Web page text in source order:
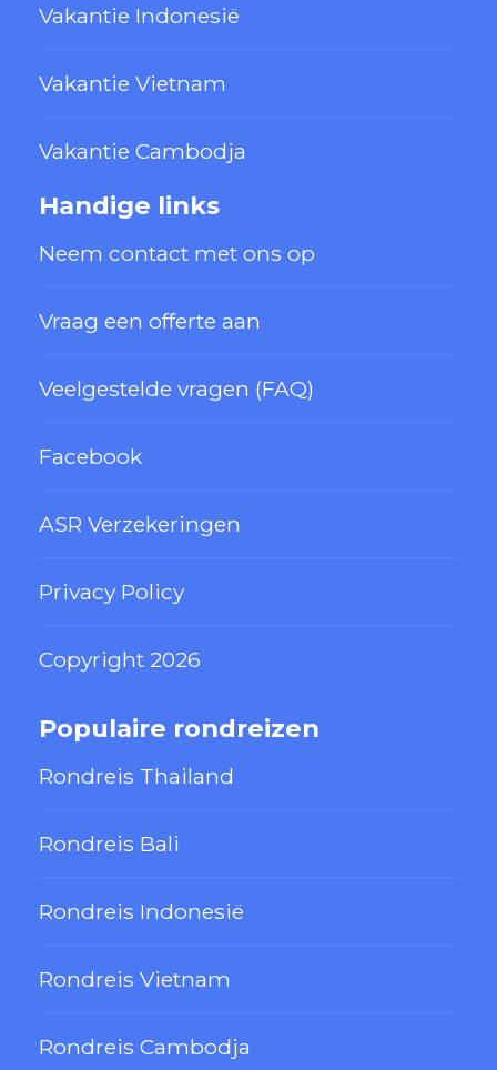
Vakantie Indonesië
Vakantie Vietnam
Vakantie Cambodja
Handige links
Neem contact met ons op
Vraag een offerte aan
Veelgestelde vragen (FAQ)
Facebook
ASR Verzekeringen
Privacy Policy
Copyright 2026
Populaire rondreizen
Rondreis Thailand
Rondreis Bali
Rondreis Indonesië
Rondreis Vietnam
Rondreis Cambodja